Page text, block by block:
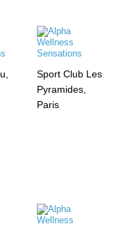
Sport Club Les
Pyramides,
Paris